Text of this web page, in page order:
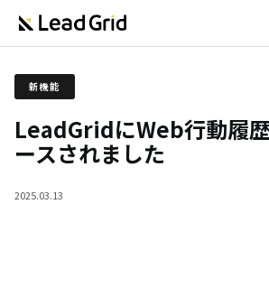
新機能
LeadGridにWeb行動履
ースされました
2025.03.13